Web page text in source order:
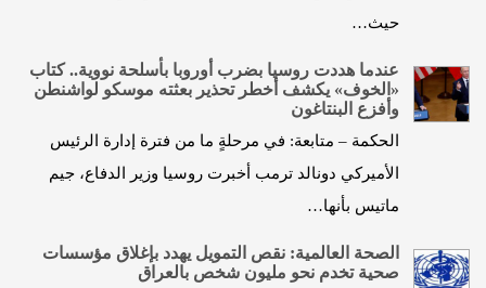
حيث…
عندما هددت روسيا بضرب أوروبا بأسلحة نووية.. كتاب
«الخوف» يكشف أخطر تحذير بعثته موسكو لواشنطن
وأفزع البنتاغون
الحكمة – متابعة: في مرحلةٍ ما من فترة إدارة الرئيس
الأميركي دونالد ترمب أخبرت روسيا وزير الدفاع، جيم
ماتيس بأنها…
الصحة العالمية: نقص التمويل يهدد بإغلاق مؤسسات
صحية تخدم نحو مليون شخص بالعراق